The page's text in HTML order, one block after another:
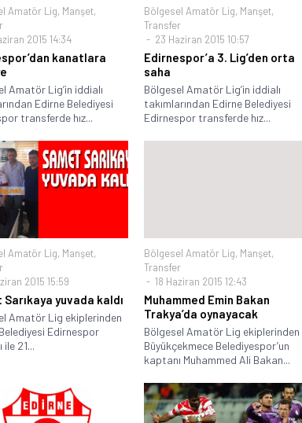
Amatör Lig, Manşet,
2015 14:34
kanatlara
Amatör Lig’in iddialı
Edirne Belediyesi
transferde hız...
Bölgesel Amatör Lig, Manşet,
Transfer
23 Haziran 2015 10:57
Edirnespor’a 3. Lig’den orta
saha
Bölgesel Amatör Lig’in iddialı
takımlarından Edirne Belediyesi
Edirnespor transferde hız...
Amatör Lig, Manşet,
2015 15:59
Sarıkaya yuvada kaldı
Amatör Lig ekiplerinden
Edirnespor
ile 21...
Bölgesel Amatör Lig, Manşet,
Transfer
18 Haziran 2015 12:43
Muhammed Emin Bakan
Trakya’da oynayacak
Bölgesel Amatör Lig ekiplerinden
Büyükçekmece Belediyespor’un
kaptanı Muhammed Ali Bakan...